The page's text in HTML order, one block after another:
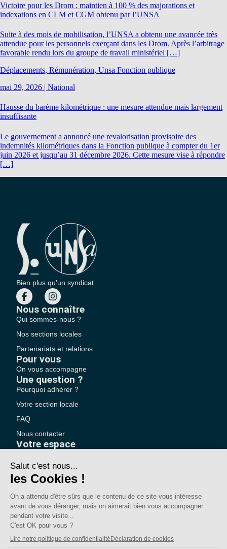
Victoire pour les Drom : maintien à 100 % des majorations et
indexations en CLM et CGM obtenu par l’UNSA
Suite à des mois de mobilisation, l’UNSA a obtenu une avancée très
attendue pour les personnels exerçant dans les Drom. Après l’arbitrage
favorable rendu lors du groupe de travail ministériel […]
Déplacements, Rémunération, Unsa Fonction publique
mai 29, 2026 | National
Hausse du barème kilométrique : une mesure attendue mais largement
insuffisante
Le gouvernement a annoncé une revalorisation provisoire des
indemnités kilométriques dans la Fonction publique à compter du 1er
juin 2026 et jusqu’au 31 décembre 2026. Cette mesure vise à répondre
[…]
Bien plus qu'un syndicat
Nous connaître
Qui sommes-nous ?
Nos sections locales
Partenariats et relations
Pour vous
On vous accompagne
Une question ?
Pourquoi adhérer ?
Votre section locale
FAQ
Nous contacter
Votre espace
Adhérer au SE-UNSA